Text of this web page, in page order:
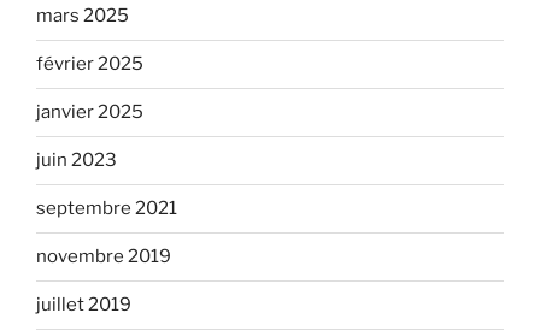
mars 2025
février 2025
janvier 2025
juin 2023
septembre 2021
novembre 2019
juillet 2019